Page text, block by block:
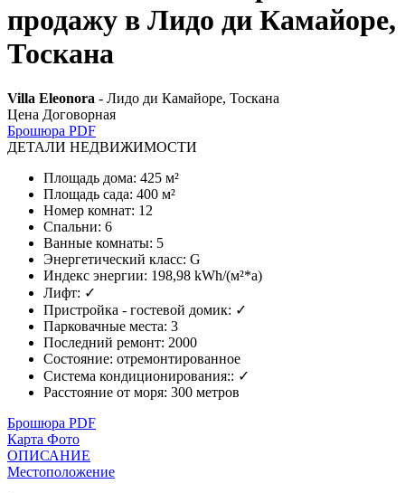
продажу в Лидо ди Камайоре,
Тоскана
Villa Eleonora - Лидо ди Камайоре, Тоскана
Цена Договорная
Брошюра PDF
ДЕТАЛИ НЕДВИЖИМОСТИ
Площадь дома: 425 м²
Площадь сада: 400 м²
Номер комнат: 12
Спальни: 6
Ванные комнаты: 5
Энергетический класс: G
Индекс энергии: 198,98 kWh/(м²*a)
Лифт: ✓
Пристройка - гостевой домик: ✓
Парковачные места: 3
Последний ремонт: 2000
Состояние: отремонтированное
Система кондиционирования:: ✓
Расстояние от моря: 300 метров
Брошюра PDF
Карта Фото
ОПИСАНИЕ
Местоположение